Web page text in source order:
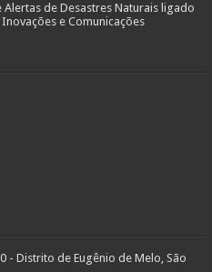
de Desastres Naturais ligado
e Comunicações
- Distrito de Eugênio de Melo, São